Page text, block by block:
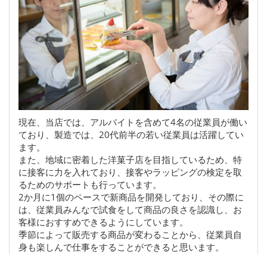
現在、当店では、アルバイトを含めて4名の従業員が働い
ており、製造では、20代前半の若い従業員は活躍してい
ます。
また、地域に密着した洋菓子店を目指しているため、特
に接客に力を入れており、接客やラッピングの検定を取
るためのサポートも行っています。
2か月に1個のペースで新商品を開発しており、その際に
は、従業員みんなで試食をして商品の良さを認識し、お
客様におすすめできるようにしています。
季節によって販売する商品が変わることから、従業員自
身も楽しんで仕事をすることができると思います。